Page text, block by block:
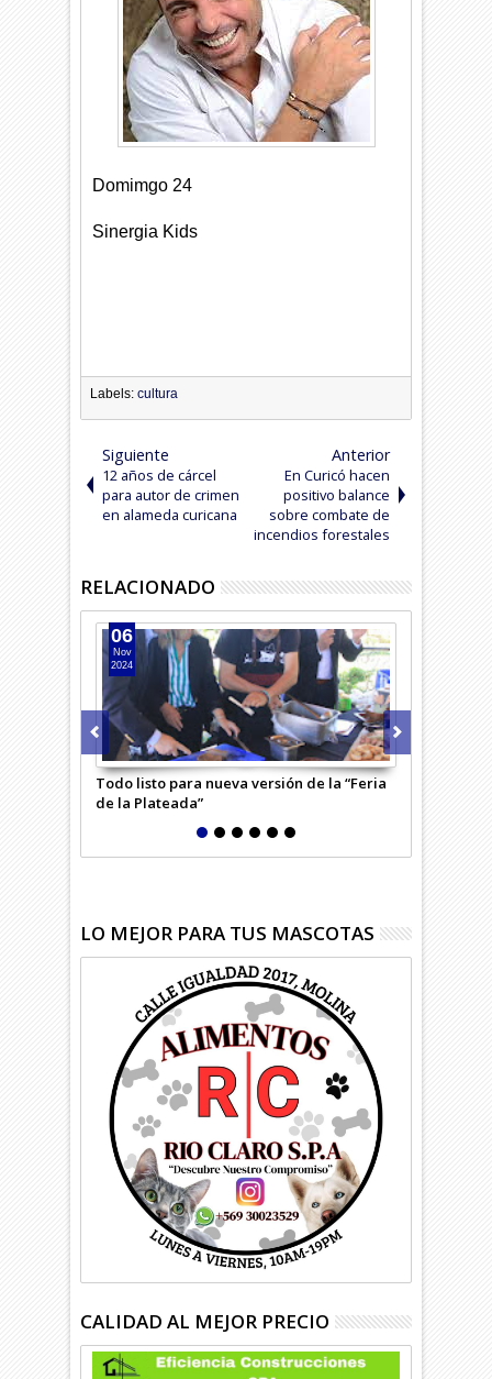
Domimgo 24
Sinergia Kids
Labels:cultura
Siguiente
12 años de cárcel
para autor de crimen
en alameda curicana
Anterior
En Curicó hacen
positivo balance
sobre combate de
incendios forestales
RELACIONADO
Todo listo para nueva versión de la “Feria
de la Plateada”
06
Nov
2024
LO MEJOR PARA TUS MASCOTAS
CALIDAD AL MEJOR PRECIO